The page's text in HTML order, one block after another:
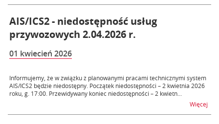
AIS/ICS2 - niedostępność usług
przywozowych 2.04.2026 r.
01 kwiecień 2026
Informujemy, że w związku z planowanymi pracami technicznymi system
AIS/ICS2 będzie niedostępny. Początek niedostępności – 2 kwietnia 2026
roku, g. 17:00. Przewidywany koniec niedostępności – 2 kwietn...
Więcej